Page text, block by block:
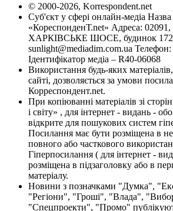
© 2000-2026, Korrespondent.net
Суб'єкт у сфері онлайн-медіа
«КореспонденТ.net» Адреса: 02091,
ХАРКІВСЬКЕ ШОСЕ, будинок 172-
sunlight@mediadim.com.ua Телефон:
Ідентифікатор медіа – R40-06068
Використання будь-яких
сайті, дозволяється за умови
Корреспондент.net.
При копіюванні матеріалів зі
і світу» , для інтернет - видань -
відкрите для пошукових систем
Посилання має бути розміщена в
повного або часткового
Гіперпосилання ( для інтернет -
розміщена в підзаголовку або в
матеріалу.
Новини з позначками "Думка",
"Регіони", "Гроші", "Влада",
"Спецпроекти", "Промо"